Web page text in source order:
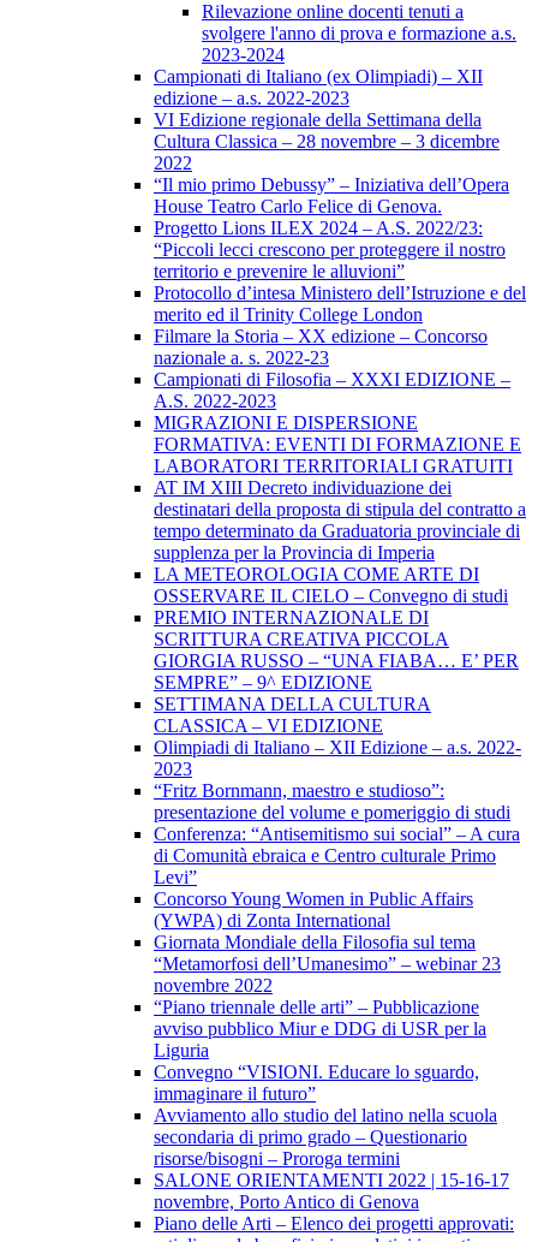
Rilevazione online docenti tenuti a
svolgere l'anno di prova e formazione a.s.
2023-2024
Campionati di Italiano (ex Olimpiadi) – XII
edizione – a.s. 2022-2023
VI Edizione regionale della Settimana della
Cultura Classica – 28 novembre – 3 dicembre
2022
“Il mio primo Debussy” – Iniziativa dell’Opera
House Teatro Carlo Felice di Genova.
Progetto Lions ILEX 2024 – A.S. 2022/23:
“Piccoli lecci crescono per proteggere il nostro
territorio e prevenire le alluvioni”
Protocollo d’intesa Ministero dell’Istruzione e del
merito ed il Trinity College London
Filmare la Storia – XX edizione – Concorso
nazionale a. s. 2022-23
Campionati di Filosofia – XXXI EDIZIONE –
A.S. 2022-2023
MIGRAZIONI E DISPERSIONE
FORMATIVA: EVENTI DI FORMAZIONE E
LABORATORI TERRITORIALI GRATUITI
AT IM XIII Decreto individuazione dei
destinatari della proposta di stipula del contratto a
tempo determinato da Graduatoria provinciale di
supplenza per la Provincia di Imperia
LA METEOROLOGIA COME ARTE DI
OSSERVARE IL CIELO – Convegno di studi
PREMIO INTERNAZIONALE DI
SCRITTURA CREATIVA PICCOLA
GIORGIA RUSSO – “UNA FIABA… E’ PER
SEMPRE” – 9^ EDIZIONE
SETTIMANA DELLA CULTURA
CLASSICA – VI EDIZIONE
Olimpiadi di Italiano – XII Edizione – a.s. 2022-
2023
“Fritz Bornmann, maestro e studioso”:
presentazione del volume e pomeriggio di studi
Conferenza: “Antisemitismo sui social” – A cura
di Comunità ebraica e Centro culturale Primo
Levi”
Concorso Young Women in Public Affairs
(YWPA) di Zonta International
Giornata Mondiale della Filosofia sul tema
“Metamorfosi dell’Umanesimo” – webinar 23
novembre 2022
“Piano triennale delle arti” – Pubblicazione
avviso pubblico Miur e DDG di USR per la
Liguria
Convegno “VISIONI. Educare lo sguardo,
immaginare il futuro”
Avviamento allo studio del latino nella scuola
secondaria di primo grado – Questionario
risorse/bisogni – Proroga termini
SALONE ORIENTAMENTI 2022 | 15-16-17
novembre, Porto Antico di Genova
Piano delle Arti – Elenco dei progetti approvati: